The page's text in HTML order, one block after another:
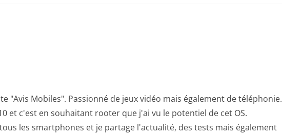
"Avis Mobiles". Passionné de jeux vidéo mais également de téléphonie.
et c'est en souhaitant rooter que j'ai vu le potentiel de cet OS.
les smartphones et je partage l'actualité, des tests mais également